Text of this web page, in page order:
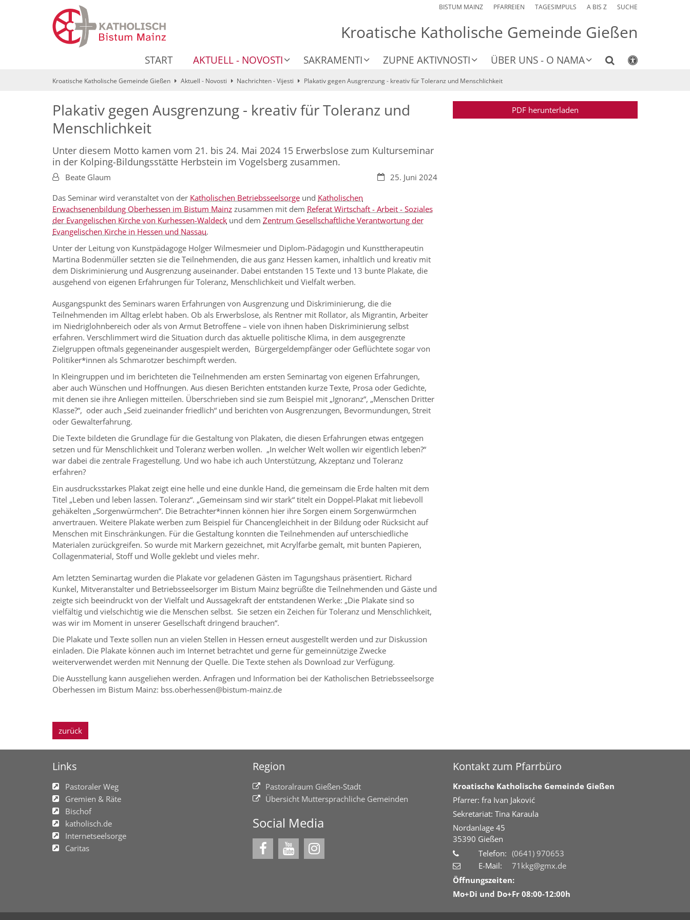
BISTUM MAINZ PFARREIEN TAGESIMPULS A BIS Z SUCHE
Kroatische Katholische Gemeinde Gießen
START AKTUELL - NOVOSTI SAKRAMENTI ZUPNE AKTIVNOSTI ÜBER UNS - O NAMA
Kroatische Katholische Gemeinde Gießen Aktuell - Novosti Nachrichten - Vijesti Plakativ gegen Ausgrenzung - kreativ für Toleranz und Menschlichkeit
Plakativ gegen Ausgrenzung - kreativ für Toleranz und
Menschlichkeit
Unter diesem Motto kamen vom 21. bis 24. Mai 2024 15 Erwerbslose zum Kulturseminar
in der Kolping-Bildungsstätte Herbstein im Vogelsberg zusammen.
Datum:25. Juni 2024
Von:Beate Glaum
Das Seminar wird veranstaltet von der Katholischen Betriebsseelsorge und Katholischen
Erwachsenenbildung Oberhessen im Bistum Mainz zusammen mit dem Referat Wirtschaft - Arbeit - Soziales
der Evangelischen Kirche von Kurhessen-Waldeck und dem Zentrum Gesellschaftliche Verantwortung der
Evangelischen Kirche in Hessen und Nassau.
Unter der Leitung von Kunstpädagoge Holger Wilmesmeier und Diplom-Pädagogin und Kunsttherapeutin
Martina Bodenmüller setzten sie die Teilnehmenden, die aus ganz Hessen kamen, inhaltlich und kreativ mit
dem Diskriminierung und Ausgrenzung auseinander. Dabei entstanden 15 Texte und 13 bunte Plakate, die
ausgehend von eigenen Erfahrungen für Toleranz, Menschlichkeit und Vielfalt werben.
Ausgangspunkt des Seminars waren Erfahrungen von Ausgrenzung und Diskriminierung, die die
Teilnehmenden im Alltag erlebt haben. Ob als Erwerbslose, als Rentner mit Rollator, als Migrantin, Arbeiter
im Niedriglohnbereich oder als von Armut Betroffene – viele von ihnen haben Diskriminierung selbst
erfahren. Verschlimmert wird die Situation durch das aktuelle politische Klima, in dem ausgegrenzte
Zielgruppen oftmals gegeneinander ausgespielt werden, Bürgergeldempfänger oder Geflüchtete sogar von
Politiker*innen als Schmarotzer beschimpft werden.
In Kleingruppen und im berichteten die Teilnehmenden am ersten Seminartag von eigenen Erfahrungen,
aber auch Wünschen und Hoffnungen. Aus diesen Berichten entstanden kurze Texte, Prosa oder Gedichte,
mit denen sie ihre Anliegen mitteilen. Überschrieben sind sie zum Beispiel mit „Ignoranz“, „Menschen Dritter
Klasse?“, oder auch „Seid zueinander friedlich“ und berichten von Ausgrenzungen, Bevormundungen, Streit
oder Gewalterfahrung.
Die Texte bildeten die Grundlage für die Gestaltung von Plakaten, die diesen Erfahrungen etwas entgegen
setzen und für Menschlichkeit und Toleranz werben wollen. „In welcher Welt wollen wir eigentlich leben?“
war dabei die zentrale Fragestellung. Und wo habe ich auch Unterstützung, Akzeptanz und Toleranz
erfahren?
Ein ausdrucksstarkes Plakat zeigt eine helle und eine dunkle Hand, die gemeinsam die Erde halten mit dem
Titel „Leben und leben lassen. Toleranz“. „Gemeinsam sind wir stark“ titelt ein Doppel-Plakat mit liebevoll
gehäkelten „Sorgenwürmchen“. Die Betrachter*innen können hier ihre Sorgen einem Sorgenwürmchen
anvertrauen. Weitere Plakate werben zum Beispiel für Chancengleichheit in der Bildung oder Rücksicht auf
Menschen mit Einschränkungen. Für die Gestaltung konnten die Teilnehmenden auf unterschiedliche
Materialen zurückgreifen. So wurde mit Markern gezeichnet, mit Acrylfarbe gemalt, mit bunten Papieren,
Collagenmaterial, Stoff und Wolle geklebt und vieles mehr.
Am letzten Seminartag wurden die Plakate vor geladenen Gästen im Tagungshaus präsentiert. Richard
Kunkel, Mitveranstalter und Betriebsseelsorger im Bistum Mainz begrüßte die Teilnehmenden und Gäste und
zeigte sich beeindruckt von der Vielfalt und Aussagekraft der entstandenen Werke: „Die Plakate sind so
vielfältig und vielschichtig wie die Menschen selbst. Sie setzen ein Zeichen für Toleranz und Menschlichkeit,
was wir im Moment in unserer Gesellschaft dringend brauchen“.
Die Plakate und Texte sollen nun an vielen Stellen in Hessen erneut ausgestellt werden und zur Diskussion
einladen. Die Plakate können auch im Internet betrachtet und gerne für gemeinnützige Zwecke
weiterverwendet werden mit Nennung der Quelle. Die Texte stehen als Download zur Verfügung.
Die Ausstellung kann ausgeliehen werden. Anfragen und Information bei der Katholischen Betriebsseelsorge
Oberhessen im Bistum Mainz: bss.oberhessen@bistum-mainz.de
zurück
PDF herunterladen
Links
Pastoraler Weg
Gremien & Räte
Bischof
katholisch.de
Internetseelsorge
Caritas
Region
Pastoralraum Gießen-Stadt
Übersicht Muttersprachliche Gemeinden
Social Media
Kontakt zum Pfarrbüro
Kroatische Katholische Gemeinde Gießen
Pfarrer: fra Ivan Jaković
Sekretariat: Tina Karaula
Nordanlage 45
35390 Gießen
Telefon: (0641) 970653
E-Mail:
71kkg@gmx.de
Öffnungszeiten:
Mo+Di und Do+Fr 08:00-12:00h